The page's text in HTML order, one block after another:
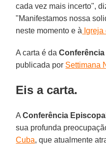
cada vez mais incerto",
"Manifestamos nossa
neste momento e à
A carta é da
publicada por Settimana
Eis a carta.
AConferência
sua profunda
Cuba, que atualmente